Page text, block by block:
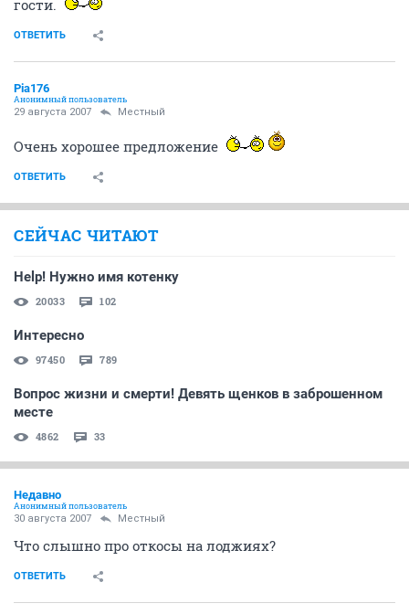
гости.
ОТВЕТИТЬ
Pia176
Анонимный пользователь
29 августа 2007 Местный
Очень хорошее предложение
ОТВЕТИТЬ
СЕЙЧАС ЧИТАЮТ
Help! Нужно имя котенку
20033 102
Интересно
97450 789
Вопрос жизни и смерти! Девять щенков в заброшенном
месте
4862 33
Недавно
Анонимный пользователь
30 августа 2007 Местный
Что слышно про откосы на лоджиях?
ОТВЕТИТЬ